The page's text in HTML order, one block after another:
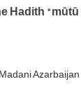
Hadith
Azarbaijan